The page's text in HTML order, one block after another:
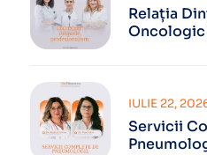
Relația
Servicii
IULIE 22,